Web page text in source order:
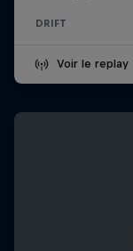
DRIFT
Voir le replay